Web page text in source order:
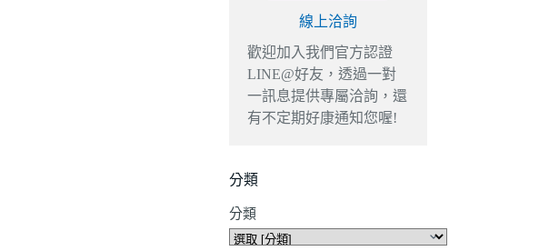
線上洽詢
歡迎加入我們官方認證
LINE@好友，透過一對
一訊息提供專屬洽詢，還
有不定期好康通知您喔!
分類
分類